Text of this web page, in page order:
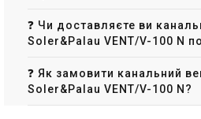
❓ Чи доставляєте ви
Soler&Palau VENT/V-100 N
❓ Як замовити канальний
Soler&Palau VENT/V-100 N?